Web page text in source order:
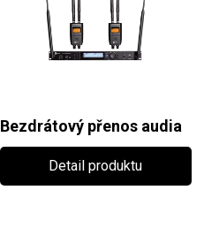
Bezdrátový přenos audia
Detail produktu